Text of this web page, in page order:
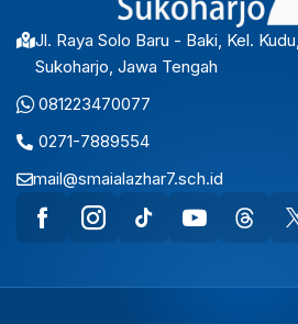
Jl. Raya Solo Baru - Baki, Kel.
Sukoharjo, Jawa Tengah
081223470077
0271-7889554
mail@smaialazhar7.sch.id